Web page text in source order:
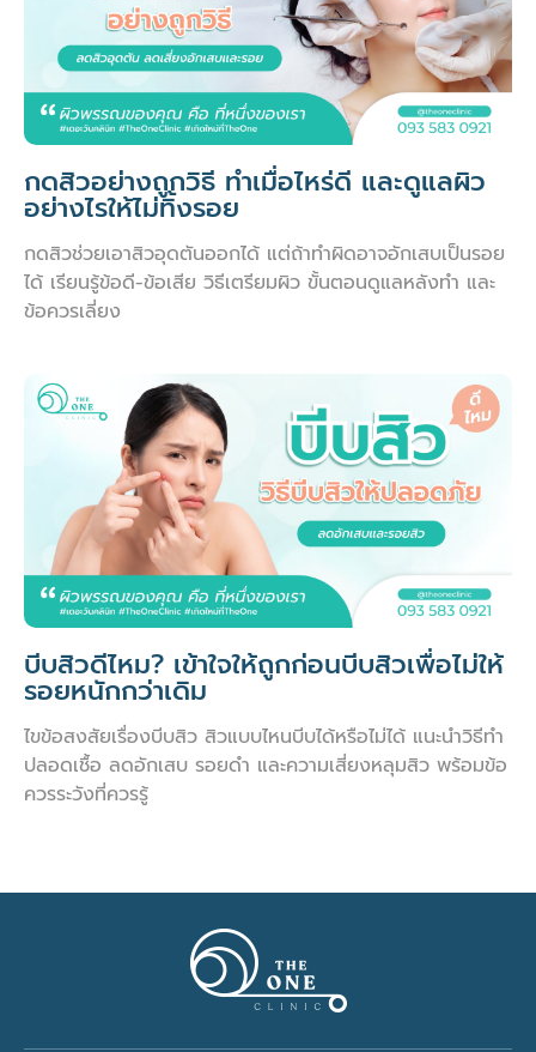
กดสิวอย่างถูกวิธี ทำเมื่อไหร่ดี และดูแลผิว
อย่างไรให้ไม่ทิ้งรอย
กดสิวช่วยเอาสิวอุดตันออกได้ แต่ถ้าทำผิดอาจอักเสบเป็นรอย
ได้ เรียนรู้ข้อดี-ข้อเสีย วิธีเตรียมผิว ขั้นตอนดูแลหลังทำ และ
ข้อควรเลี่ยง
บีบสิวดีไหม? เข้าใจให้ถูกก่อนบีบสิวเพื่อไม่ให้
รอยหนักกว่าเดิม
ไขข้อสงสัยเรื่องบีบสิว สิวแบบไหนบีบได้หรือไม่ได้ แนะนำวิธีทำ
ปลอดเชื้อ ลดอักเสบ รอยดำ และความเสี่ยงหลุมสิว พร้อมข้อ
ควรระวังที่ควรรู้